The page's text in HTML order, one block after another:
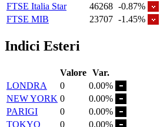
FTSE Italia Star
46268 -0.87%
FTSE MIB
23707 -1.45%
Indici Esteri
Valore Var.
LONDRA
0
0.00%
NEW YORK 0
0.00%
PARIGI
0
0.00%
TOKYO
0
0.00%